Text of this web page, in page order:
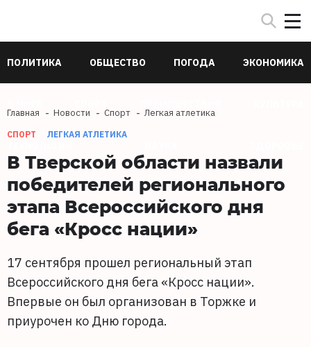
ПОЛИТИКА ОБЩЕСТВО ПОГОДА ЭКОНОМИКА
Главная Новости Спорт Легкая атлетика
СПОРТ ЛЕГКАЯ АТЛЕТИКА
В Тверской области назвали
победителей регионального
этапа Всероссийского дня
бега «Кросс нации»
17 сентября прошел региональный этап
Всероссийского дня бега «Кросс нации».
Впервые он был организован в Торжке и
приурочен ко Дню города.